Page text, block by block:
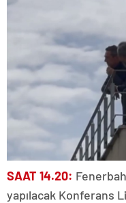
SAAT 14.20:
yapılacak Konferans